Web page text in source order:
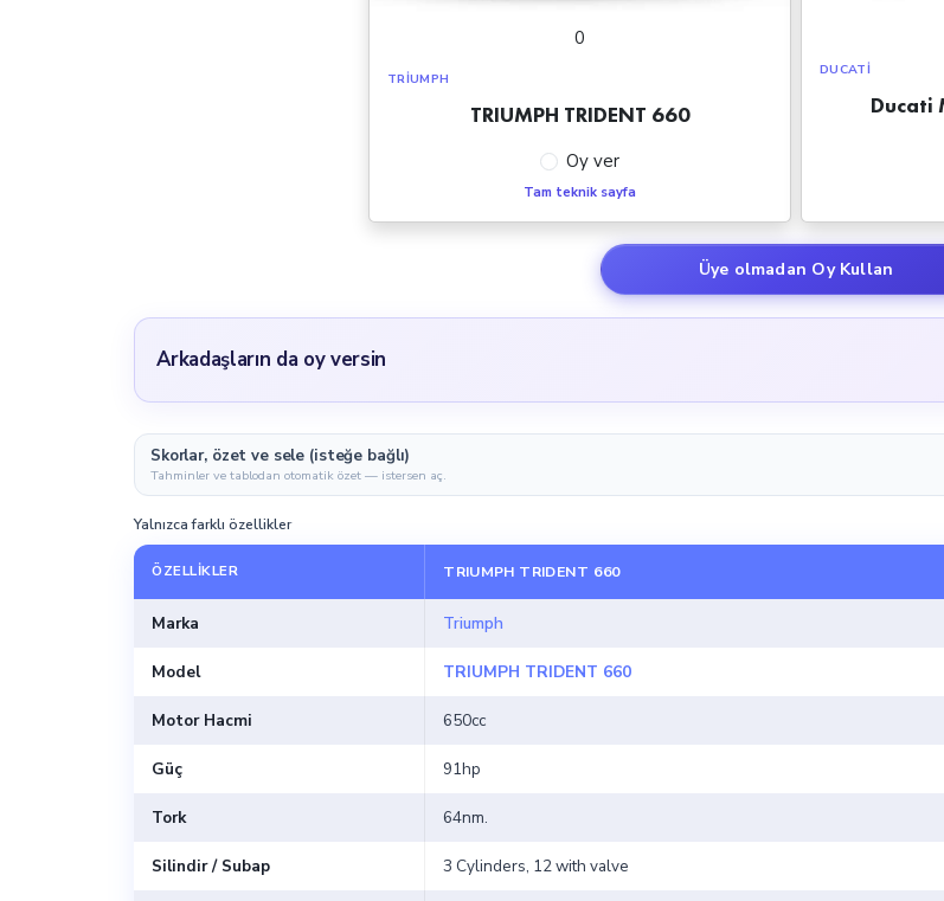
0
TRIUMPH
TRIUMPH TRIDENT 660
Oy ver
Tam teknik sayfa
DUCATI
Ducati
Üye olmadan Oy Kullan
Arkadaşların da oy versin
Skorlar, özet ve sele (isteğe bağlı)
Tahminler ve tablodan otomatik özet — istersen aç.
Yalnızca farklı özellikler
ÖZELLIKLER TRIUMPH TRIDENT 660
Marka Triumph
Model TRIUMPH TRIDENT 660
Motor Hacmi 650cc
Güç 91hp
Tork 64nm.
Silindir / Subap 3 Cylinders, 12 with valve